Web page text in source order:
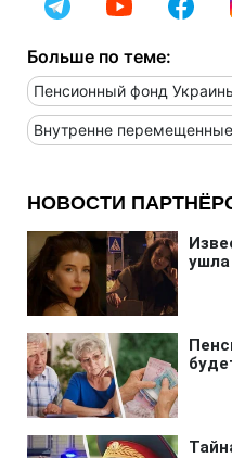
Больше по теме:
Пенсионный фонд
Внутренне